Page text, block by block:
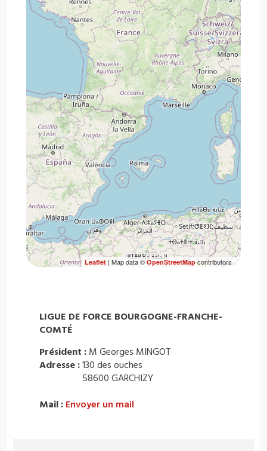
Leaflet| Map data ©OpenStreetMapcontributors
LIGUE DE FORCE BOURGOGNE-FRANCHE-
COMTÉ
Président : M Georges MINGOT
Adresse :130 des ouches
58600 GARCHIZY
Mail : Envoyer un mail